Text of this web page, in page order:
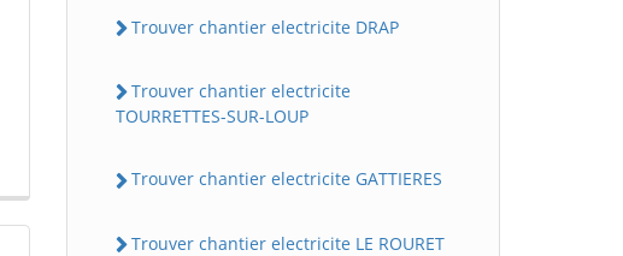
Trouver chantier electricite DRAP
Trouver chantier electricite
TOURRETTES-SUR-LOUP
Trouver chantier electricite GATTIERES
Trouver chantier electricite LE ROURET